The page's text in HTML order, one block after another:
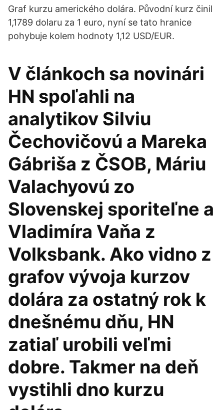
Graf kurzu amerického dolára. Původní kurz činil
1,1789 dolaru za 1 euro, nyní se tato hranice
pohybuje kolem hodnoty 1,12 USD/EUR.
V článkoch sa novinári
HN spoľahli na
analytikov Silviu
Čechovičovú a Mareka
Gábriša z ČSOB, Máriu
Valachyovú zo
Slovenskej sporiteľne a
Vladimíra Vaňa z
Volksbank. Ako vidno z
grafov vývoja kurzov
dolára za ostatný rok k
dnešnému dňu, HN
zatiaľ urobili veľmi
dobre. Takmer na deň
vystihli dno kurzu